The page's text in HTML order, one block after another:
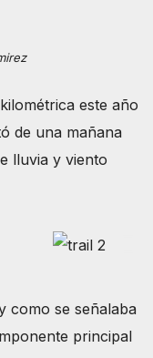
este año
de una mañana
lluvia y viento
como se señalaba
principal